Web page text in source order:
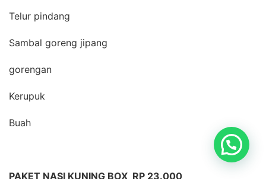
Telur pindang
Sambal goreng jipang
gorengan
Kerupuk
Buah
PAKET NASI KUNING BOX RP 23.000